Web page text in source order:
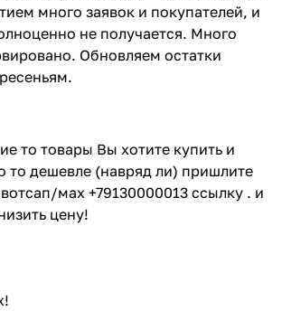
много заявок и покупателей, и
не получается. Много
Обновляем остатки
то товары Вы хотите купить и
то дешевле (навряд ли) пришлите
мах +79130000013 ссылку . и
цену!